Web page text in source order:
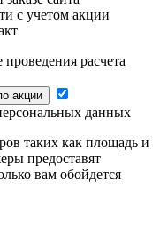
с учетом акции
расчета
акции
данных
таких как площадь и
предоставят
вам обойдется